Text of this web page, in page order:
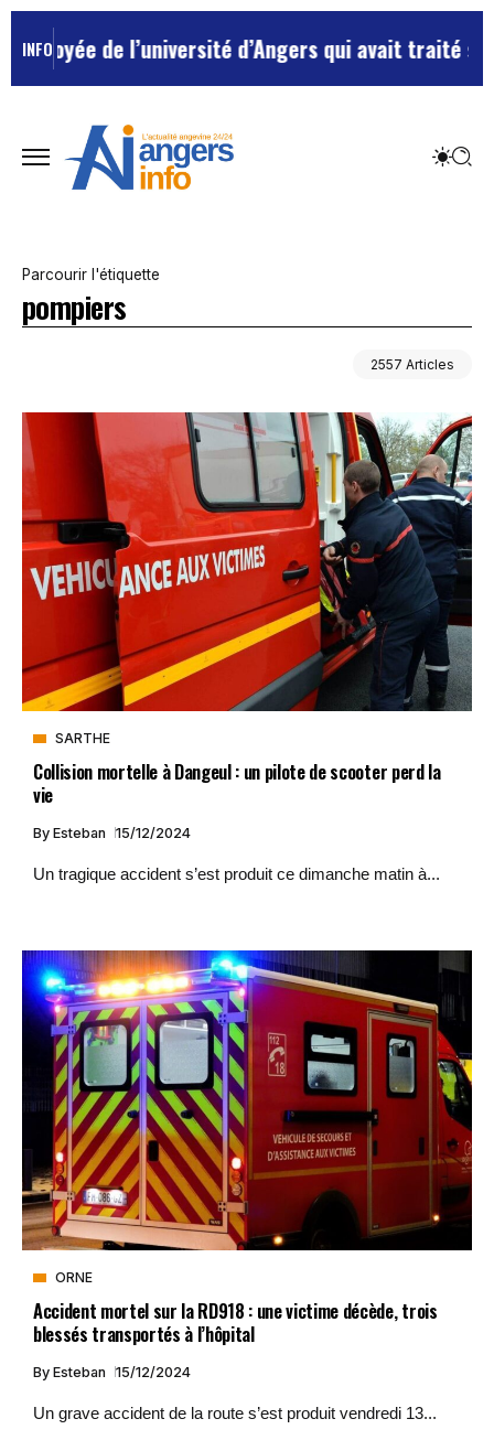
INFO
l’université d’Angers qui avait traité ses chefs de
Parcourir l'étiquette
pompiers
2557 Articles
SARTHE
Collision mortelle à Dangeul : un pilote de scooter perd la
vie
By Esteban 15/12/2024
Un tragique accident s’est produit ce dimanche matin à...
ORNE
Accident mortel sur la RD918 : une victime décède, trois
blessés transportés à l’hôpital
By Esteban 15/12/2024
Un grave accident de la route s’est produit vendredi 13...